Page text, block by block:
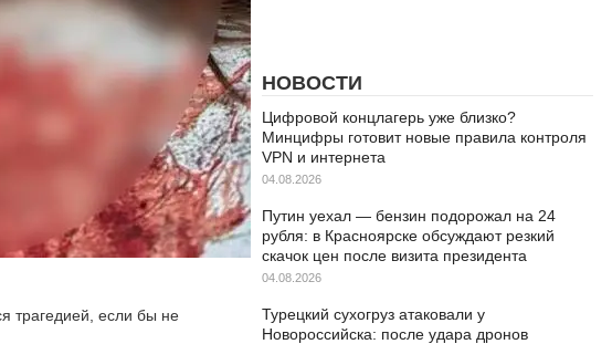
трагедией, если бы не
НОВОСТИ
Цифровой концлагерь уже близко?
Минцифры готовит новые правила контроля
VPN и интернета
04.08.2026
Путин уехал — бензин подорожал на 24
рубля: в Красноярске обсуждают резкий
скачок цен после визита президента
04.08.2026
Турецкий сухогруз атаковали у
Новороссийска: после удара дронов